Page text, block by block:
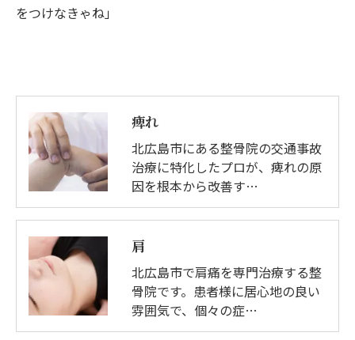
をつけなきゃね」
痺れ
北広島市にある整骨院の交通事故
治療に特化したプロが、痺れの原
因を根本から改善す…
肩
北広島市で肩痛を専門治療する整
骨院です。患者様に居心地の良い
雰囲気で、個々の症…